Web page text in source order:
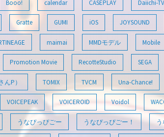
Booo! calendar CASEPLAY Daiichi-TV
Gratte GUMI iOS JOYSOUND
maimai MMDモデル Mobile
Promotion Movie RecotteStudio SEGA
んP） TOMIX TVCM Una-Chance!
VOICEPEAK VOICEROID Voidol
うなぴっぴごー うなぴっぴごー！